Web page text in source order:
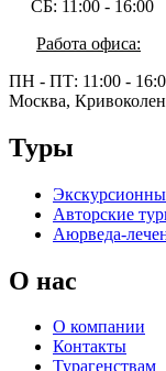
СБ: 11:00 - 16:00
Работа офиса:
ПН - ПТ: 11:00 -
Москва,
Туры
Авторские
Аюрведа-
О нас
О компании
Контакты
Турагенствам